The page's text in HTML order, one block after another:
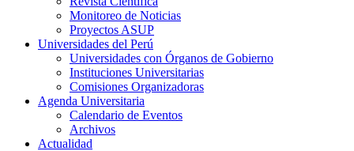
Monitoreo de Noticias
Proyectos ASUP
Universidades del Perú
Universidades con Órganos de Gobierno
Instituciones Universitarias
Comisiones Organizadoras
Agenda Universitaria
Calendario de Eventos
Archivos
Actualidad